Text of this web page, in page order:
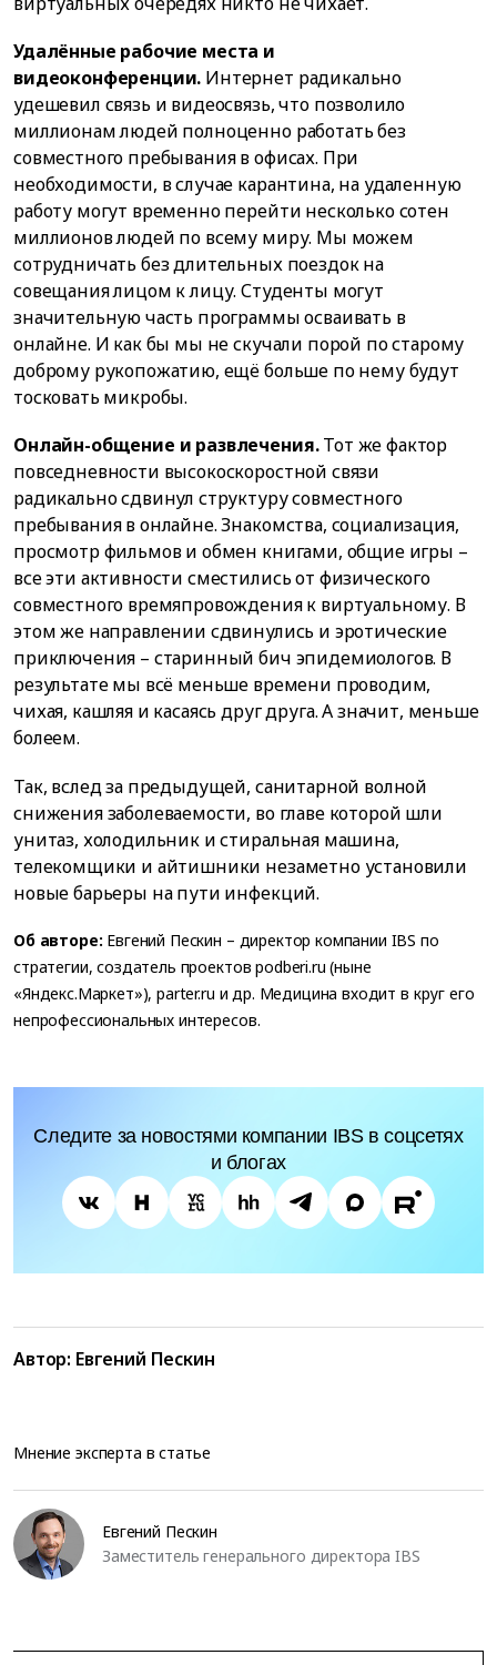
Удалённые рабочие места и
видеоконференции. Интернет радикально
удешевил связь и видеосвязь, что позволило
миллионам людей полноценно работать без
совместного пребывания в офисах. При
необходимости, в случае карантина, на удаленную
работу могут временно перейти несколько сотен
миллионов людей по всему миру. Мы можем
сотрудничать без длительных поездок на
совещания лицом к лицу. Студенты могут
значительную часть программы осваивать в
онлайне. И как бы мы не скучали порой по старому
доброму рукопожатию, ещё больше по нему будут
тосковать микробы.
Онлайн-общение и развлечения.Тот же фактор
повседневности высокоскоростной связи
радикально сдвинул структуру совместного
пребывания в онлайне. Знакомства, социализация,
просмотр фильмов и обмен книгами, общие игры –
все эти активности сместились от физического
совместного времяпровождения к виртуальному. В
этом же направлении сдвинулись и эротические
приключения – старинный бич эпидемиологов. В
результате мы всё меньше времени проводим,
чихая, кашляя и касаясь друг друга. А значит, меньше
болеем.
Так, вслед за предыдущей, санитарной волной
снижения заболеваемости, во главе которой шли
унитаз, холодильник и стиральная машина,
телекомщики и айтишники незаметно установили
новые барьеры на пути инфекций.
Об авторе: Евгений Пескин – директор компании IBS по
стратегии, создатель проектов podberi.ru (ныне
«Яндекс.Маркет»), parter.ru и др. Медицина входит в круг его
непрофессиональных интересов.
Следите за новостями компании IBS в соцсетях
и блогах
Автор: Евгений Пескин
Мнение эксперта в статье
Евгений Пескин
Заместитель генерального директора IBS